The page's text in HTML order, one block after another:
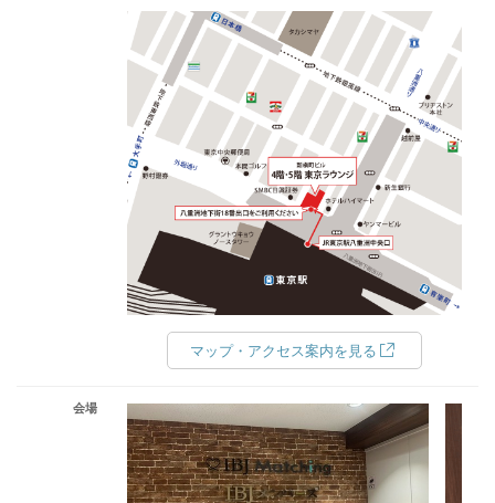
マップ・アクセス案内を見る
会場